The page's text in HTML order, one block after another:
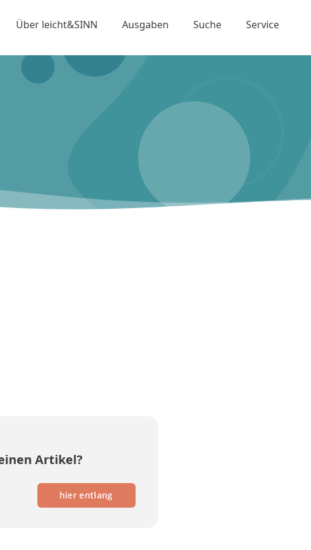
Über leicht&SINN Ausgaben Suche Service
Artikel?
hier entlang